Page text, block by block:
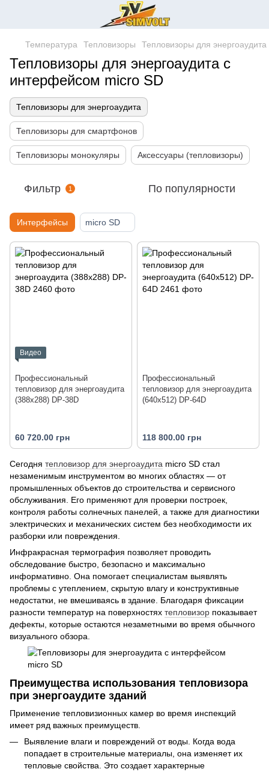
Температура Тепловизоры Тепловизоры для энергоаудита
Тепловизоры для энергоаудита с
интерфейсом micro SD
Тепловизоры для энергоаудита
Тепловизоры для смартфонов
Тепловизоры монокуляры Аксессуары (тепловизоры)
Фильтр 1 По популярности
Интерфейсы micro SD
Видео
Профессиональный
тепловизор для энергоаудита
(388x288) DP-38D
60 720.00 грн
Профессиональный
тепловизор для энергоаудита
(640x512) DP-64D
118 800.00 грн
Сегодня тепловизор для энергоаудита micro SD стал
незаменимым инструментом во многих областях — от
промышленных объектов до строительства и сервисного
обслуживания. Его применяют для проверки построек,
контроля работы солнечных панелей, а также для диагностики
электрических и механических систем без необходимости их
разборки или повреждения.
Инфракрасная термография позволяет проводить
обследование быстро, безопасно и максимально
информативно. Она помогает специалистам выявлять
проблемы с утеплением, скрытую влагу и конструктивные
недостатки, не вмешиваясь в здание. Благодаря фиксации
разности температур на поверхностях тепловизор показывает
дефекты, которые остаются незаметными во время обычного
визуального обзора.
Преимущества использования тепловизора
при энергоаудите зданий
Применение тепловизионных камер во время инспекций
имеет ряд важных преимуществ.
Выявление влаги и повреждений от воды. Когда вода
попадает в строительные материалы, она изменяет их
тепловые свойства. Это создает характерные